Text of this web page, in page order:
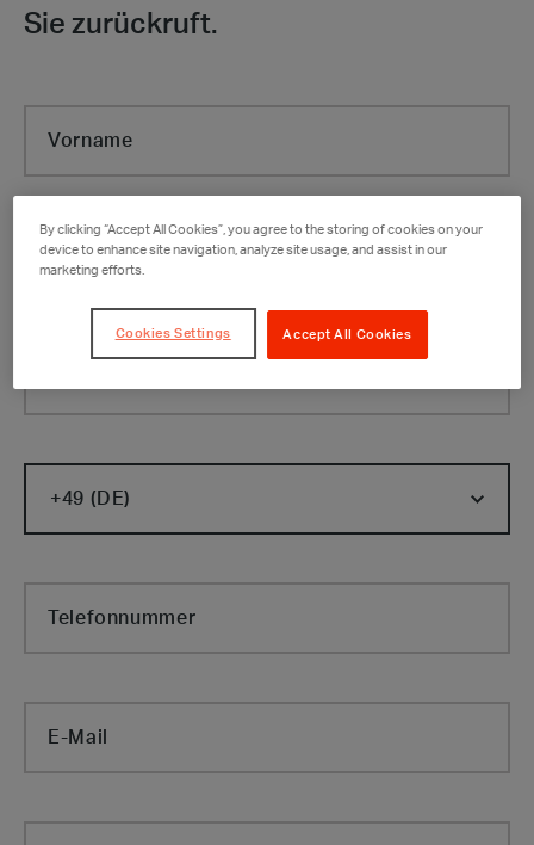
Sie zurückruft.
Vorname
Nachname
Telefonnummer
E-Mail
By clicking “Accept All Cookies”, you agree to the storing of cookies on your
device to enhance site navigation, analyze site usage, and assist in our
marketing efforts.
Accept All Cookies
Cookies Settings